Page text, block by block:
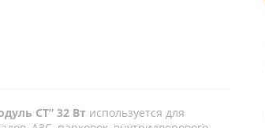
СТ” 32 Вт используется для